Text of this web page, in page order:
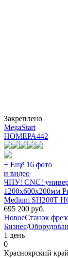
Закреплено
MegaStart
НОМЕРА442
+ Ещё 16 фото
и видео
ЧПУ! CNC!
1200х600х200мм
Medium SH200T
695 200 руб.
НовоеСтанок
Бизнес/
1 день
0
Красноярский